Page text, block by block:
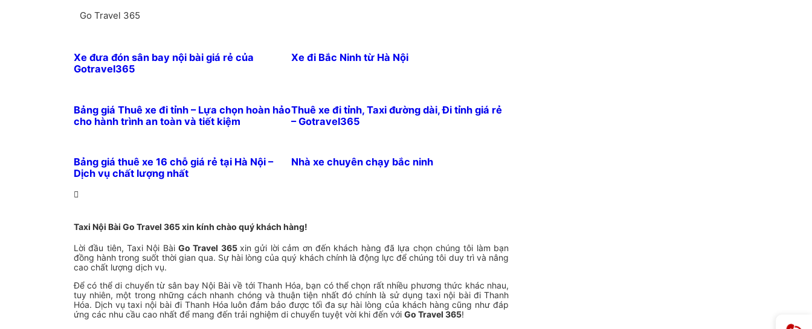
Go Travel 365
Xe đưa đón sân bay nội bài giá rẻ của
Gotravel365
Xe đi Bắc Ninh từ Hà Nội
Bảng giá Thuê xe đi tỉnh – Lựa chọn hoàn hảo
cho hành trình an toàn và tiết kiệm
Thuê xe đi tỉnh, Taxi đường dài, Đi tỉnh giá rẻ
– Gotravel365
Bảng giá thuê xe 16 chỗ giá rẻ tại Hà Nội –
Dịch vụ chất lượng nhất
Nhà xe chuyên chạy bắc ninh
Taxi Nội Bài Go Travel 365 xin kính chào quý khách hàng!
Lời đầu tiên, Taxi Nội BàiGo Travel 365xin gửi lời cảm ơn đến khách hàng đã lựa chọn chúng tôi làm bạn
đồng hành trong suốt thời gian qua. Sự hài lòng của quý khách chính là động lực để chúng tôi duy trì và nâng
cao chất lượng dịch vụ.
Để có thể di chuyển từ sân bay Nội Bài về tới Thanh Hóa, bạn có thể chọn rất nhiều phương thức khác nhau,
tuy nhiên, một trong những cách nhanh chóng và thuận tiện nhất đó chính là sử dụng taxi nội bài đi Thanh
Hóa. Dịch vụ taxi nội bài đi Thanh Hóa luôn đảm bảo được tối đa sự hài lòng của khách hàng cũng như đáp
ứng các nhu cầu cao nhất để mang đến trải nghiệm di chuyển tuyệt vời khi đến với Go Travel 365!